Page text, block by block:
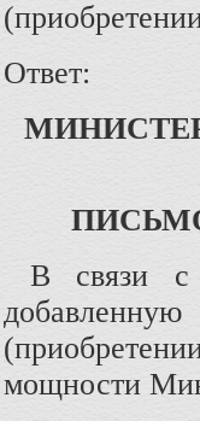
Ответ:
В связи с
мощности